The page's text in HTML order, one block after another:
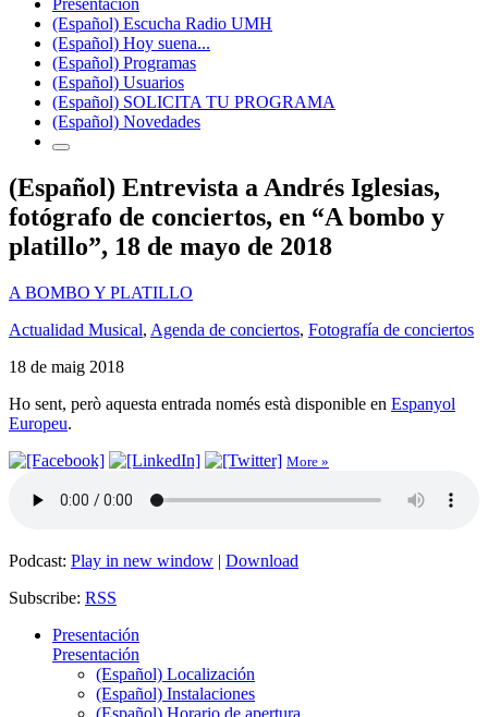
(Español) Escucha Radio UMH
(Español) Hoy suena...
(Español) Programas
(Español) Usuarios
(Español) SOLICITA TU PROGRAMA
(Español) Novedades
(Español) Entrevista a Andrés Iglesias,
fotógrafo de conciertos, en “A bombo y
platillo”, 18 de mayo de 2018
A BOMBO Y PLATILLO
Actualidad Musical, Agenda de conciertos, Fotografía de conciertos
18 de maig 2018
Ho sent, però aquesta entrada només està disponible en Espanyol
Europeu.
More »
Podcast: Play in new window | Download
Subscribe: RSS
Presentación
Presentación
(Español) Localización
(Español) Instalaciones
(Español) Horario de apertura